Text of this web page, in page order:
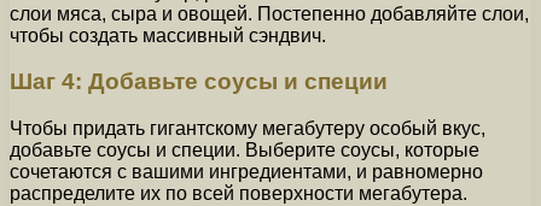
слои мяса, сыра и овощей. Постепенно добавляйте слои,
чтобы создать массивный сэндвич.
Шаг 4: Добавьте соусы и специи
Чтобы придать гигантскому мегабутеру особый вкус,
добавьте соусы и специи. Выберите соусы, которые
сочетаются с вашими ингредиентами, и равномерно
распределите их по всей поверхности мегабутера.